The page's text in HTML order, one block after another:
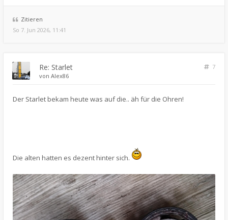
Zitieren
So 7. Jun 2026, 11:41
Re: Starlet
7
von Alex86
Der Starlet bekam heute was auf die.. äh für die Ohren!
Die alten hatten es dezent hinter sich.